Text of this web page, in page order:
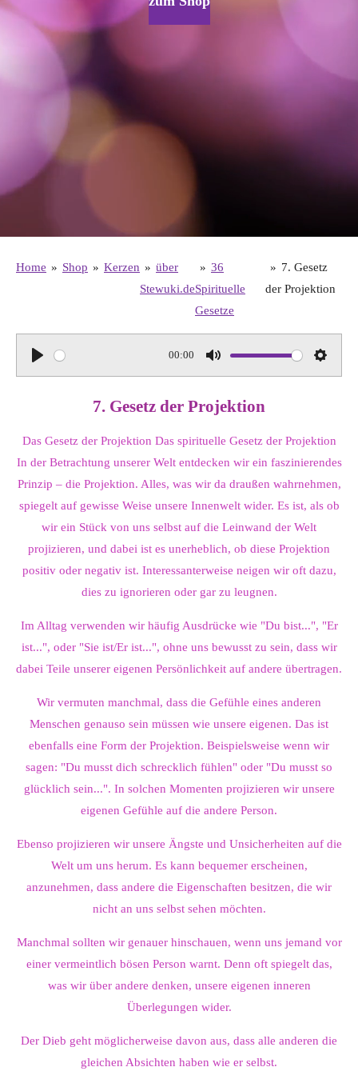
Home » Shop » Kerzen » über
Stewuki.de
» 36
Spirituelle
Gesetze
» 7. Gesetz
der Projektion
00:00
t
g
s
7. Gesetz der Projektion
Das Gesetz der Projektion Das spirituelle Gesetz der Projektion
In der Betrachtung unserer Welt entdecken wir ein faszinierendes
Prinzip – die Projektion. Alles, was wir da draußen wahrnehmen,
spiegelt auf gewisse Weise unsere Innenwelt wider. Es ist, als ob
wir ein Stück von uns selbst auf die Leinwand der Welt
projizieren, und dabei ist es unerheblich, ob diese Projektion
positiv oder negativ ist. Interessanterweise neigen wir oft dazu,
dies zu ignorieren oder gar zu leugnen.
Im Alltag verwenden wir häufig Ausdrücke wie "Du bist...", "Er
ist...", oder "Sie ist/Er ist...", ohne uns bewusst zu sein, dass wir
dabei Teile unserer eigenen Persönlichkeit auf andere übertragen.
Wir vermuten manchmal, dass die Gefühle eines anderen
Menschen genauso sein müssen wie unsere eigenen. Das ist
ebenfalls eine Form der Projektion. Beispielsweise wenn wir
sagen: "Du musst dich schrecklich fühlen" oder "Du musst so
glücklich sein...". In solchen Momenten projizieren wir unsere
eigenen Gefühle auf die andere Person.
Ebenso projizieren wir unsere Ängste und Unsicherheiten auf die
Welt um uns herum. Es kann bequemer erscheinen,
anzunehmen, dass andere die Eigenschaften besitzen, die wir
nicht an uns selbst sehen möchten.
Manchmal sollten wir genauer hinschauen, wenn uns jemand vor
einer vermeintlich bösen Person warnt. Denn oft spiegelt das,
was wir über andere denken, unsere eigenen inneren
Überlegungen wider.
Der Dieb geht möglicherweise davon aus, dass alle anderen die
gleichen Absichten haben wie er selbst.